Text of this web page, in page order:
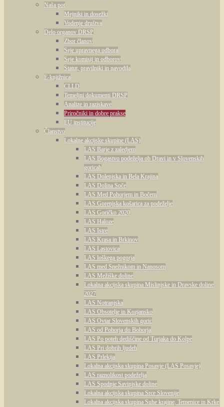
Naša pot
Mejniki in dosežki
Vodenje društva
Delo organov DRSP
Zbor članov
Seje upravnega odbora
Seje komisij in odborov
Statut, pravilniki in navodila
E-knjižnica
CLLD
Temeljni dokumenti DRSP
Analize in raziskave
Priročniki in dobre prakse
EU institucije
Članstvo
Lokalne akcijske skupine (LAS)
LAS Barje z zaledjem
LAS Bogastvo podeželja ob Dravi in v Slovenskih
goricah
LAS Dolenjska in Bela Krajina
LAS Dolina Soče
LAS Med Pohorjem in Bočem
LAS Gorenjska košarica za podeželje
LAS Goričko 2020
LAS Haloze
LAS Istre
LAS Krasa in Brkinov
LAS Lastovica
LAS loškega pogorja
LAS med Snežnikom in Nanosom
LAS Mežiške doline
Lokalna akcijska skupina Mislinjske in Dravske doline
2027
LAS Notranjska
LAS Obsotelje in Kozjansko
LAS Ovtar Slovenskih goric
LAS od Pohorja do Bohorja
LAS Po poteh dediščine od Turjaka do Kolpe
LAS Pri dobrih ljudeh
LAS Prlekija
Lokalna akcijska skupina Posavje (LAS Posavje)
LAS raznolikost podeželja
LAS Spodnje Savinjske doline
Lokalna akcijska skupina Srce Slovenije
Lokalna akcijska skupina Suhe krajine, Temenice in Krke